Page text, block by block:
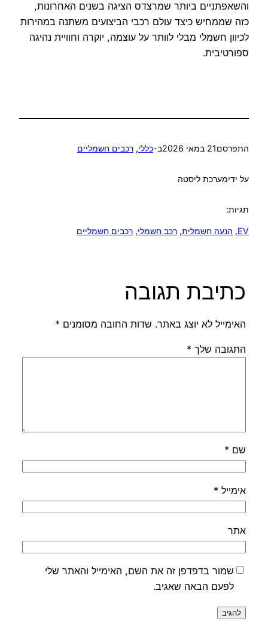
והשאפתניים ביותר שמרצדס הציגה בשנים האחרונות,
כזה שממחיש כיצד עולם רכבי הביצועים משתנה במהירות
לכיוון חשמלי מבלי לוותר על עוצמה, יוקרה וחוויית נהיגה
ספורטיבית.
התפרסם21 במאי 2026 ב-כללי, רכבים חשמליים
על ידימערכת ליסטה
תגיות:
EV
, הנעה חשמלית, רכב חשמלי, רכבים חשמליים
כתיבת תגובה
האימייל לא יוצג באתר. שדות החובה מסומנים *
התגובה שלך *
שם *
אימייל *
אתר
שמור בדפדפן זה את השם, האימייל והאתר שלי
לפעם הבאה שאגיב.